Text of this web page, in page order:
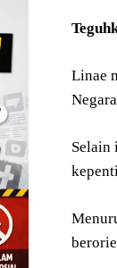
Linae
Selain